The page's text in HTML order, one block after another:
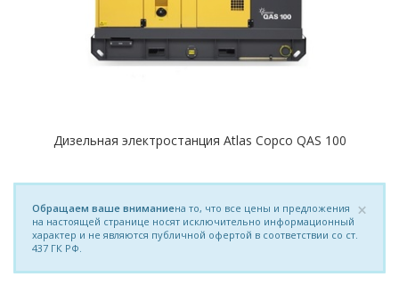
Дизельная электростанция Atlas Copco QAS 100
×
Обращаем ваше вниманиена то, что все цены и предложения
на настоящей странице носят исключительно информационный
характер и не являются публичной офертой в соответствии со ст.
437 ГК РФ.